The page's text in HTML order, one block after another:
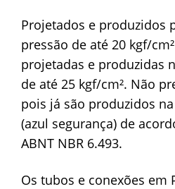
Projetados e produzidos
pressão de até 20 kgf/
projetadas e produzidas
de até 25 kgf/cm². Não
pois já são produzidos
(azul segurança) de
ABNT NBR 6.493.
Os tubos e conexões em